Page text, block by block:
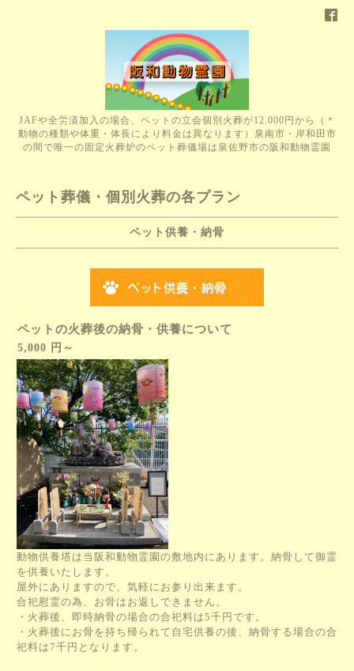
JAFや全労済加入の場合、ペットの立会個別火葬が12.000円から（＊
動物の種類や体重・体長により料金は異なります）泉南市・岸和田市
の間で唯一の固定火葬炉のペット葬儀場は泉佐野市の阪和動物霊園
ペット葬儀・個別火葬の各プラン
ペット供養・納骨
ペットの火葬後の納骨・供養について
5,000 円～
動物供養塔は当阪和動物霊園の敷地内にあります。納骨して御霊
を供養いたします。
屋外にありますので、気軽にお参り出来ます。
合祀慰霊の為、お骨はお返しできません。
・火葬後、即時納骨の場合の合祀料は5千円です。
・火葬後にお骨を持ち帰られて自宅供養の後、納骨する場合の合
祀料は7千円となります。